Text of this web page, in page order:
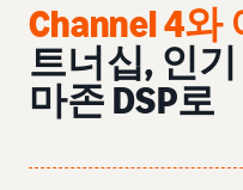
Channel 4와
트너십, 인
마존 DSP로